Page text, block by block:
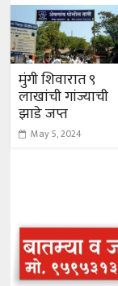
मुंगी शिवारात ९
लाखांची गांज्याची
झाडे जप्त
May 5, 2024